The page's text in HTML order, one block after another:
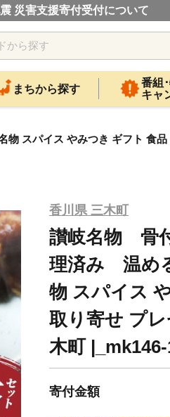
災害支援寄付受付について
まちから探す
番組
キャ
パイス やみつき ギフト 食品
香川県 三木町
讃岐名物 骨
理済み 温め
物 スパイス
取り寄せ プ
木町
寄付金額